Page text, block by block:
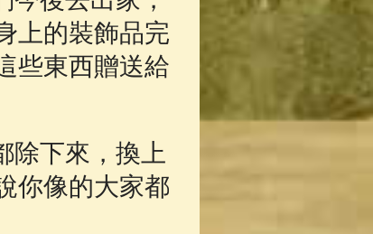
上的裝飾品完
些東西贈送給
下來，換上
你像的大家都